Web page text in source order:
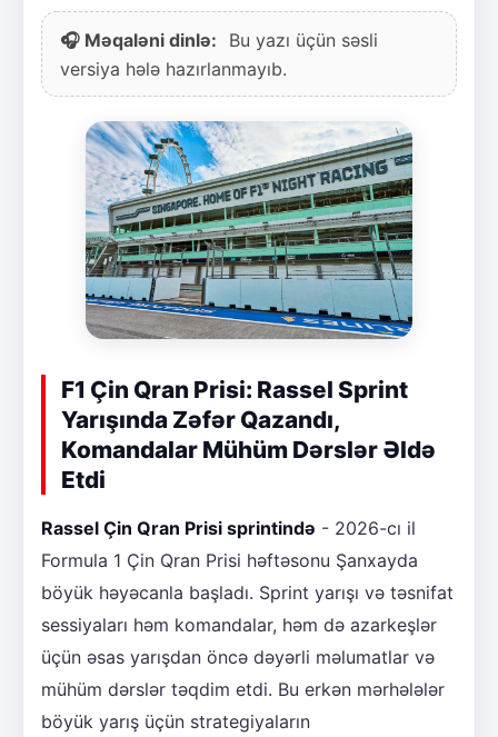
🎧 Məqaləni dinlə:
Bu yazı üçün səsli
versiya hələ hazırlanmayıb.
F1 Çin Qran Prisi: Rassel Sprint
Yarışında Zəfər Qazandı,
Komandalar Mühüm Dərslər Əldə
Etdi
Rassel Çin Qran Prisi sprintində - 2026-cı il
Formula 1 Çin Qran Prisi həftəsonu Şanxayda
böyük həyəcanla başladı. Sprint yarışı və təsnifat
sessiyaları həm komandalar, həm də azarkeşlər
üçün əsas yarışdan öncə dəyərli məlumatlar və
mühüm dərslər təqdim etdi. Bu erkən mərhələlər
böyük yarış üçün strategiyaların